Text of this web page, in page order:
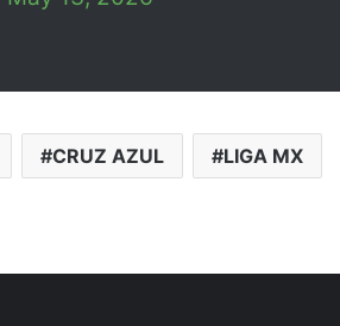
CRUZ AZUL LIGA MX